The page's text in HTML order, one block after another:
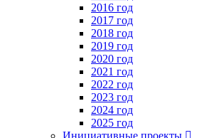
2016 год
2017 год
2018 год
2019 год
2020 год
2021 год
2022 год
2023 год
2024 год
2025 год
Инициативные проекты